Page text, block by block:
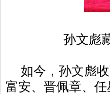
孙文彪
如今，孙文彪收
富安、晋佩章、